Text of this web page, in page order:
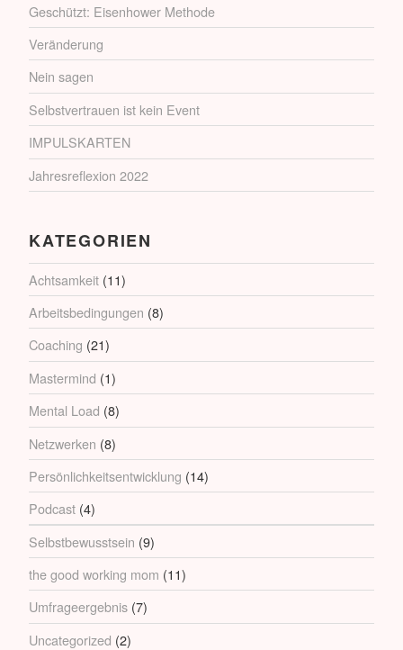
Geschützt: Eisenhower Methode
Veränderung
Nein sagen
Selbstvertrauen ist kein Event
IMPULSKARTEN
Jahresreflexion 2022
KATEGORIEN
Achtsamkeit (11)
Arbeitsbedingungen (8)
Coaching (21)
Mastermind (1)
Mental Load (8)
Netzwerken (8)
Persönlichkeitsentwicklung (14)
Podcast (4)
Selbstbewusstsein (9)
the good working mom (11)
Umfrageergebnis (7)
Uncategorized (2)